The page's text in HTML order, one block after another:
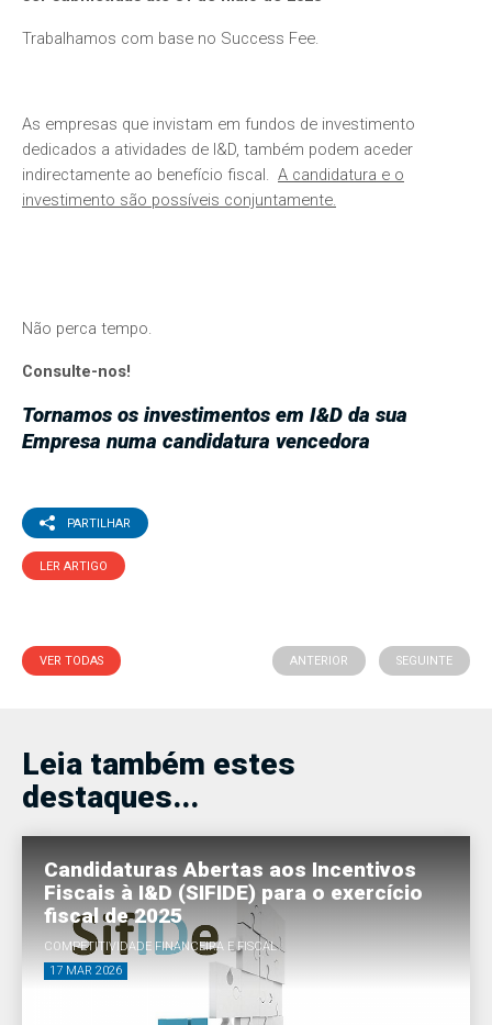
Trabalhamos com base no Success Fee.
As empresas que invistam em fundos de investimento
dedicados a atividades de I&D, também podem aceder
indirectamente ao benefício fiscal. A candidatura e o
investimento são possíveis conjuntamente.
Não perca tempo.
Consulte-nos!
Tornamos os investimentos em I&D da sua
Empresa numa candidatura vencedora
PARTILHAR
LER ARTIGO
VER TODAS ANTERIOR SEGUINTE
Leia também estes
destaques...
Candidaturas Abertas aos Incentivos
Fiscais à I&D (SIFIDE) para o exercício
fiscal de 2025
COMPETITIVIDADE FINANCEIRA E FISCAL
17 MAR 2026